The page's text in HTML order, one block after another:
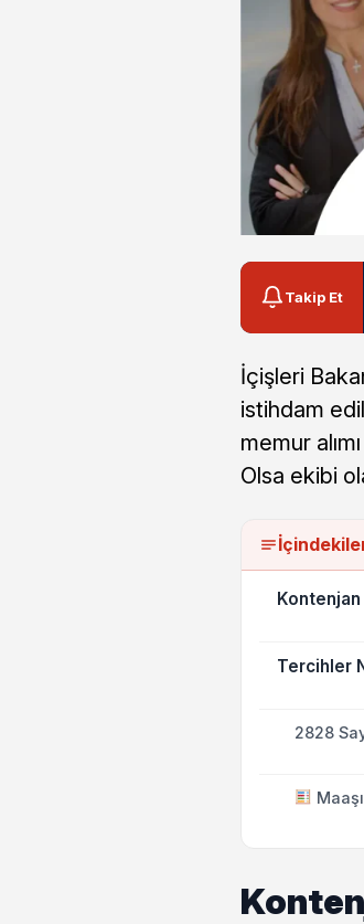
Takip Et
İçişleri
istihdam
memur
Olsa ekibi
Tercihler
2828